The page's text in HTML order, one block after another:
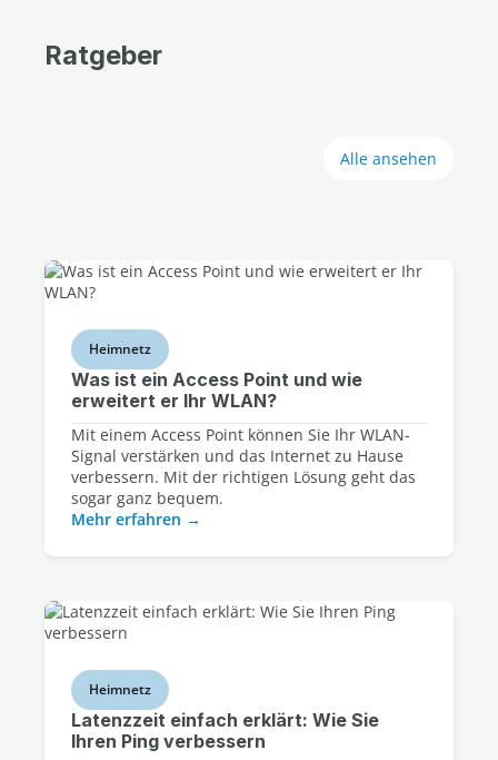
Ratgeber
Alle ansehen
Heimnetz
Was ist ein Access Point und wie
erweitert er Ihr WLAN?
Mit einem Access Point können Sie Ihr WLAN-
Signal verstärken und das Internet zu Hause
verbessern. Mit der richtigen Lösung geht das
sogar ganz bequem.
Mehr erfahren
Heimnetz
Latenzzeit einfach erklärt: Wie Sie
Ihren Ping verbessern